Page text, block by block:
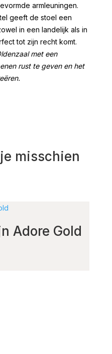
armleuningen.
geeft de stoel een
in een landelijk als in
tot zijn recht komt.
met een
rust te geven en het
misschien
Adore Gold